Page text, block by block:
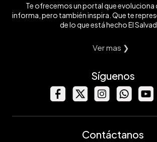
Te ofrecemos un portal que
informa, pero también inspira. Que te
de lo que está hecho El
Ver mas ❯
Síguenos
Contáctanos